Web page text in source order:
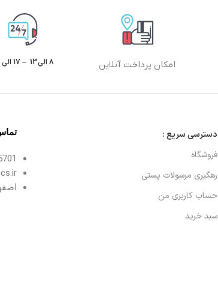
امکان پرداخت آنلاین 8 الی13 – 17 الی 21
دسترسی سریع :
فروشگاه
رهگیری مرسولات پستی
حساب کاربری من
سبد خرید